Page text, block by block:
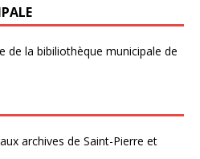
de la bibiliothèque municipale de
archives de Saint-Pierre et